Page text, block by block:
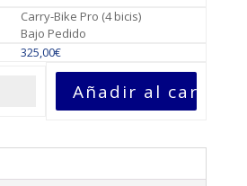
Carry-Bike Pro (4 bicis)
Bajo Pedido
325,00€
Añadir al carrito